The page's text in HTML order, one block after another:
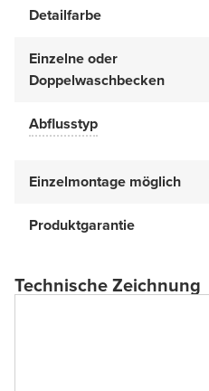
Detailfarbe
Einzelne oder
Doppelwaschbecken
Abflusstyp
Einzelmontage möglich
Produktgarantie
Technische Zeichnung